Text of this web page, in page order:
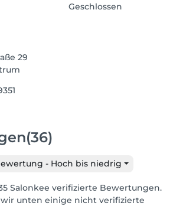
Geschlossen
29
(36)
- Hoch bis niedrig
Salonkee verifizierte Bewertungen.
unten einige nicht verifizierte